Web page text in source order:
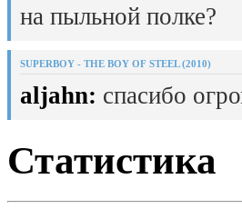
на пыльной полке?
SUPERBOY - THE BOY OF STEEL (2010)
aljahn: спасибо
Статистика